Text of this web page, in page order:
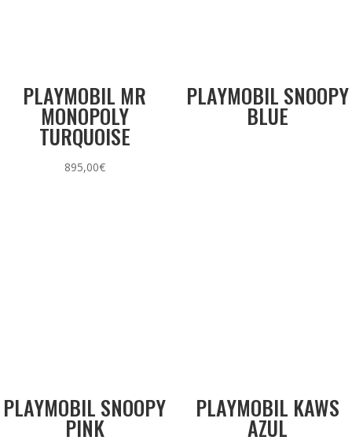
PLAYMOBIL MR
MONOPOLY
TURQUOISE
895,00€
PLAYMOBIL SNOOPY
BLUE
PLAYMOBIL SNOOPY
PINK
PLAYMOBIL KAWS
AZUL